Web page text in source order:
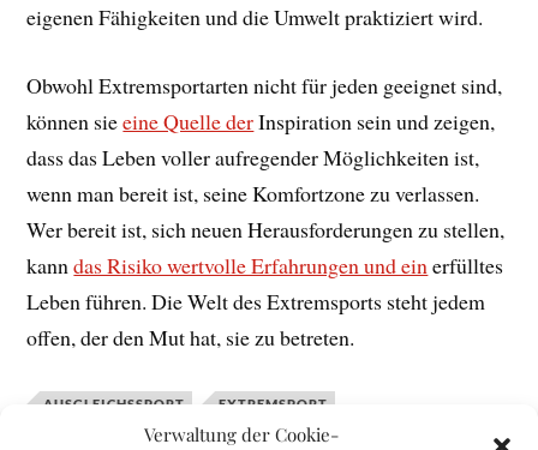
Verwaltung der Cookie-
eigenen Fähigkeiten und die Umwelt praktiziert wird.
Obwohl Extremsportarten nicht für jeden geeignet sind,
können sieeine Quelle derInspiration sein und zeigen,
dass das Leben voller aufregender Möglichkeiten ist,
wenn man bereit ist, seine Komfortzone zu verlassen.
Wer bereit ist, sich neuen Herausforderungen zu stellen,
kanndas Risiko wertvolle Erfahrungen und ein erfülltes
Leben führen. Die Welt des Extremsports steht jedem
offen, der den Mut hat, sie zu betreten.
AUSGLEICHSSPORT EXTREMSPORT